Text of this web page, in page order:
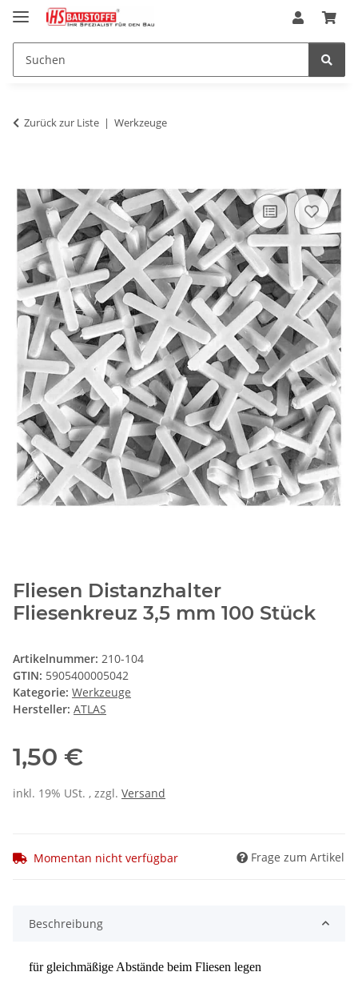
Zurück zur Liste Werkzeuge
Fliesen Distanzhalter
Fliesenkreuz 3,5 mm 100 Stück
Artikelnummer: 210-104
GTIN: 5905400005042
Kategorie: Werkzeuge
Hersteller: ATLAS
1,50 €
inkl. 19% USt. , zzgl. Versand
Momentan nicht verfügbar Frage zum Artikel
Beschreibung
für gleichmäßige Abstände beim Fliesen legen